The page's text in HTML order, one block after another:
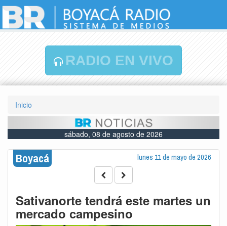
RADIO EN VIVO
Inicio
sábado, 08 de agosto de 2026
Boyacá lunes 11 de mayo de 2026
Sativanorte tendrá este martes un
mercado campesino